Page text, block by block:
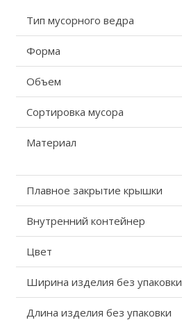
Тип мусорного ведра
Форма
Объем
Сортировка мусора
Материал
Плавное закрытие крышки
Внутренний контейнер
Цвет
Ширина изделия без упаковки
Длина изделия без упаковки